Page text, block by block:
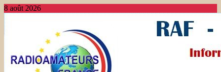
8 août 2026